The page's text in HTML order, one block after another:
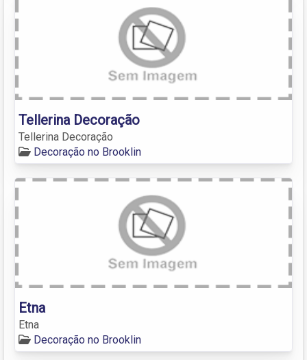
Tellerina Decoração
Tellerina Decoração
Decoração no Brooklin
Etna
Etna
Decoração no Brooklin